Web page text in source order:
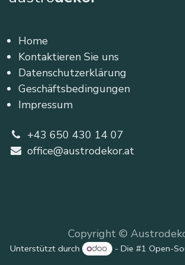
Home
Kontaktieren Sie uns
Datenschutzerklärung
Geschäftsbedingungen
Impressum
+43 650 430 14 07
office@austrodekor.at
Copyright ©
Unterstützt durch - Die #1 Open-